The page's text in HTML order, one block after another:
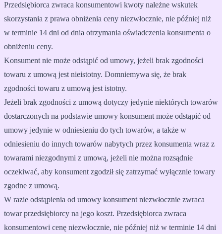
Przedsiębiorca zwraca konsumentowi kwoty należne wskutek
skorzystania z prawa obniżenia ceny niezwłocznie, nie później niż
w terminie 14 dni od dnia otrzymania oświadczenia konsumenta o
obniżeniu ceny.
Konsument nie może odstąpić od umowy, jeżeli brak zgodności
towaru z umową jest nieistotny. Domniemywa się, że brak
zgodności towaru z umową jest istotny.
Jeżeli brak zgodności z umową dotyczy jedynie niektórych towarów
dostarczonych na podstawie umowy konsument może odstąpić od
umowy jedynie w odniesieniu do tych towarów, a także w
odniesieniu do innych towarów nabytych przez konsumenta wraz z
towarami niezgodnymi z umową, jeżeli nie można rozsądnie
oczekiwać, aby konsument zgodził się zatrzymać wyłącznie towary
zgodne z umową.
W razie odstąpienia od umowy konsument niezwłocznie zwraca
towar przedsiębiorcy na jego koszt. Przedsiębiorca zwraca
konsumentowi cenę niezwłocznie, nie później niż w terminie 14 dni